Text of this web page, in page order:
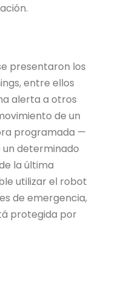
presentaron los
entre ellos
alerta a otros
de un
programada —
un determinado
la última
utilizar el robot
de emergencia,
protegida por